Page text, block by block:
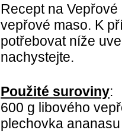
Recept na
vepřové maso. K
potřebovat níže
nachystejte.
Použité suroviny:
600 g libového
plechovka